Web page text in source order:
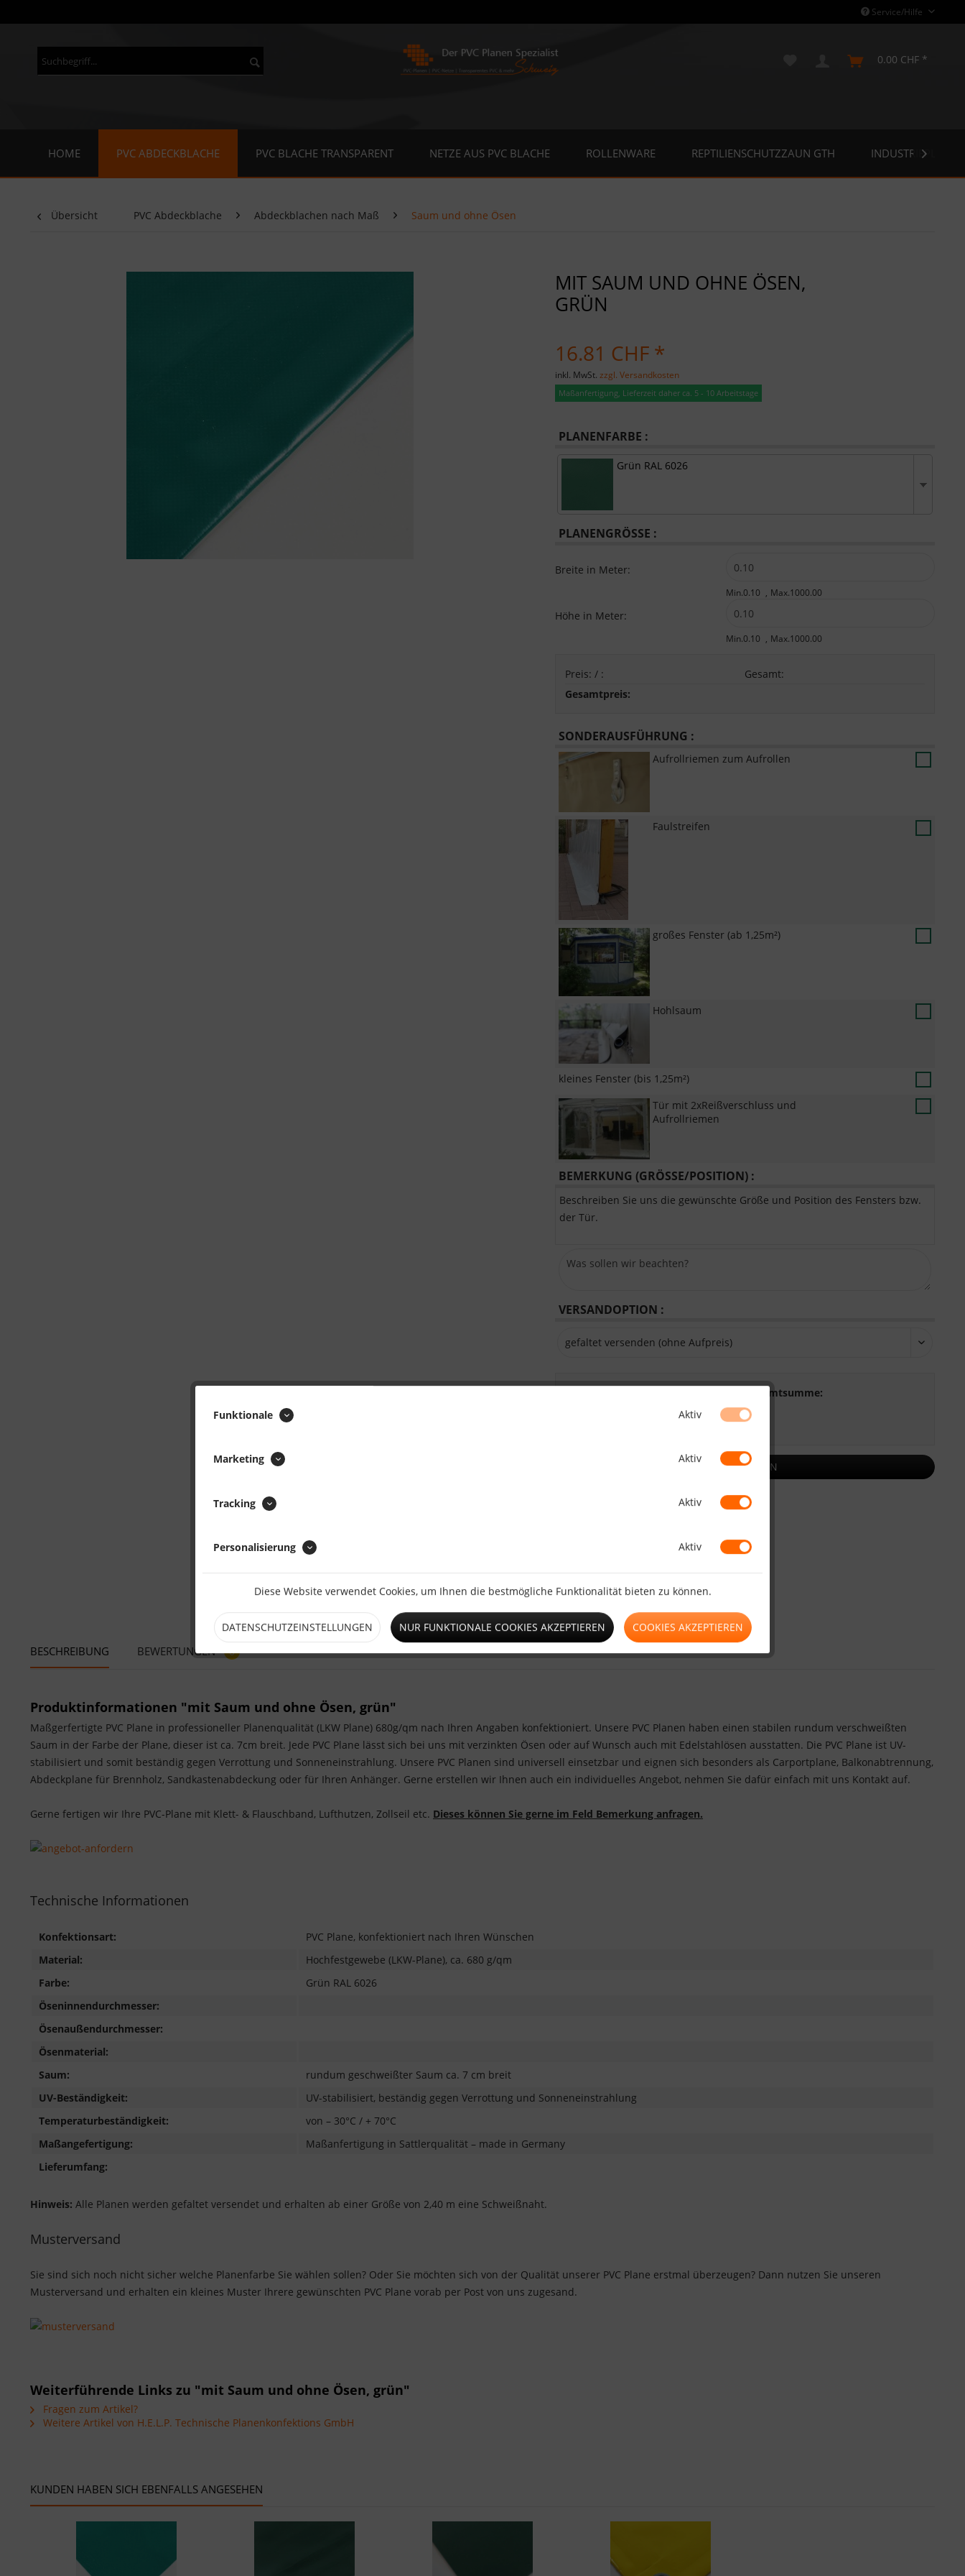
Service/Hilfe
0.00 CHF *
HOME PVC ABDECKBLACHE PVC BLACHE TRANSPARENT NETZE AUS PVC BLACHE ROLLENWARE REPTILIENSCHUTZZAUN GTH INDUSTRIEPLANE

Übersicht PVC Abdeckblache Abdeckblachen nach Maß Saum und ohne Ösen
MIT SAUM UND OHNE ÖSEN,
GRÜN
16.81 CHF *
inkl. MwSt. zzgl. Versandkosten
Maßanfertigung, Lieferzeit daher ca. 5 - 10 Arbeitstage
PLANENFARBE :
Grün RAL 6026
PLANENGRÖSSE :
Breite in Meter:
Min.0.10 Max.1000.00
Höhe in Meter:
Min.0.10 Max.1000.00
Preis: / : Gesamt:
Gesamtpreis:
SONDERAUSFÜHRUNG :
Aufrollriemen zum Aufrollen
Faulstreifen
großes Fenster (ab 1,25m²)
Hohlsaum
kleines Fenster (bis 1,25m²)
Tür mit 2xReißverschluss und
Aufrollriemen
BEMERKUNG (GRÖSSE/POSITION) :
Beschreiben Sie uns die gewünschte Größe und Position des Fensters bzw.
der Tür.
VERSANDOPTION :
Gesamtsumme:
KALKULIEREN
Merken Bewerten
BESCHREIBUNG BEWERTUNGEN 0
Produktinformationen "mit Saum und ohne Ösen, grün"
Maßgerfertigte PVC Plane in professioneller Planenqualität (LKW Plane) 680g/qm nach Ihren Angaben konfektioniert. Unsere PVC Planen haben einen stabilen rundum verschweißten
Saum in der Farbe der Plane, dieser ist ca. 7cm breit. Jede PVC Plane lässt sich bei uns mit verzinkten Ösen oder auf Wunsch auch mit Edelstahlösen ausstatten. Die PVC Plane ist UV-
stabilisiert und somit beständig gegen Verrottung und Sonneneinstrahlung. Unsere PVC Planen sind universell einsetzbar und eignen sich besonders als Carportplane, Balkonabtrennung,
Abdeckplane für Brennholz, Sandkastenabdeckung oder für Ihren Anhänger. Gerne erstellen wir Ihnen auch ein individuelles Angebot, nehmen Sie dafür einfach mit uns Kontakt auf.
Gerne fertigen wir Ihre PVC-Plane mit Klett- & Flauschband, Lufthutzen, Zollseil etc. Dieses können Sie gerne im Feld Bemerkung anfragen.
Technische Informationen
Konfektionsart:
PVC Plane, konfektioniert nach Ihren Wünschen
Material:
Hochfestgewebe (LKW-Plane), ca. 680 g/qm
Farbe:
Grün RAL 6026
Öseninnendurchmesser:
Ösenaußendurchmesser:
Ösenmaterial:
Saum:
rundum geschweißter Saum ca. 7 cm breit
UV-Beständigkeit:
UV-stabilisiert, beständig gegen Verrottung und Sonneneinstrahlung
Temperaturbeständigkeit:
von – 30°C / + 70°C
Maßangefertigung:
Maßanfertigung in Sattlerqualität – made in Germany
Lieferumfang:
Hinweis: Alle Planen werden gefaltet versendet und erhalten ab einer Größe von 2,40 m eine Schweißnaht.
Musterversand
Sie sind sich noch nicht sicher welche Planenfarbe Sie wählen sollen? Oder Sie möchten sich von der Qualität unserer PVC Plane erstmal überzeugen? Dann nutzen Sie unseren
Musterversand und erhalten ein kleines Muster Ihrere gewünschten PVC Plane vorab per Post von uns zugesand.
Weiterführende Links zu "mit Saum und ohne Ösen, grün"
Fragen zum Artikel?
Weitere Artikel von H.E.L.P. Technische Planenkonfektions GmbH
KUNDEN HABEN SICH EBENFALLS ANGESEHEN
Funktionale Aktiv
Marketing Aktiv
Tracking Aktiv
Personalisierung Aktiv
Diese Website verwendet Cookies, um Ihnen die bestmögliche Funktionalität bieten zu können.
DATENSCHUTZEINSTELLUNGEN NUR FUNKTIONALE COOKIES AKZEPTIEREN COOKIES AKZEPTIEREN